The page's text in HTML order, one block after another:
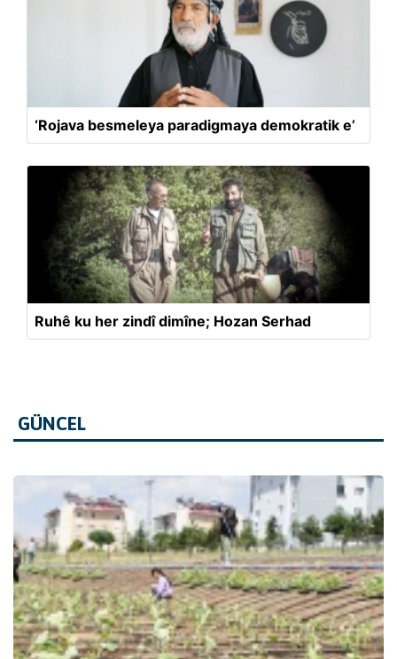
‘Rojava besmeleya paradigmaya demokratik e’
Ruhê ku her zindî dimîne; Hozan Serhad
GÜNCEL